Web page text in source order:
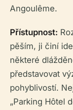
Angoulême.
Přístupnost:
pěším, ji činí
některé
představovat
pohyblivostí.
„Parking Hôtel